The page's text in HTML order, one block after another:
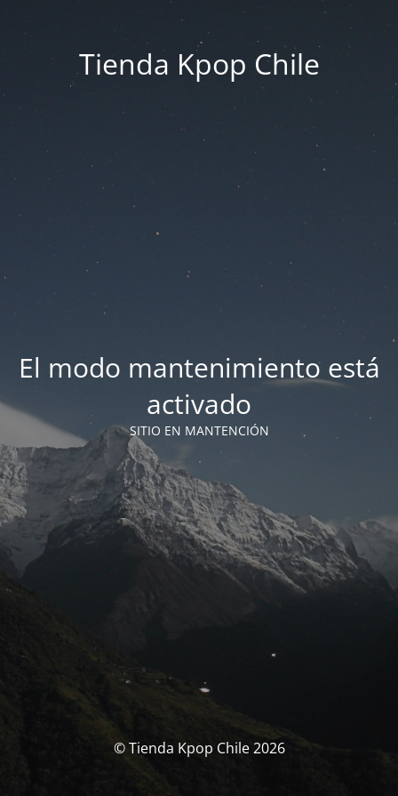
Tienda Kpop Chile
El modo mantenimiento está
activado
SITIO EN MANTENCIÓN
© Tienda Kpop Chile 2026